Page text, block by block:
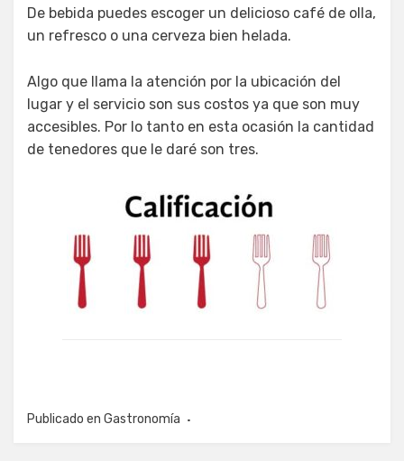
De bebida puedes escoger un delicioso café de olla,
un refresco o una cerveza bien helada.
Algo que llama la atención por la ubicación del
lugar y el servicio son sus costos ya que son muy
accesibles. Por lo tanto en esta ocasión la cantidad
de tenedores que le daré son tres.
Publicado en Gastronomía